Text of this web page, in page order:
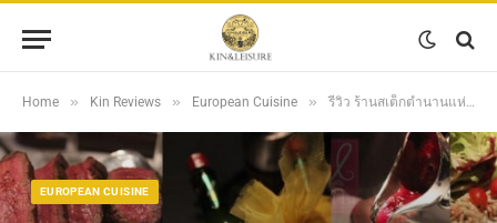
Home » Kin Reviews » European Cuisine » รีวิว ร้านสเต็กตำนานแห่งกรุงเทพ คอเนื้อห้ามพลาด ณ New York Steak House, JW Marriott Hotel
EUROPEAN CUISINE